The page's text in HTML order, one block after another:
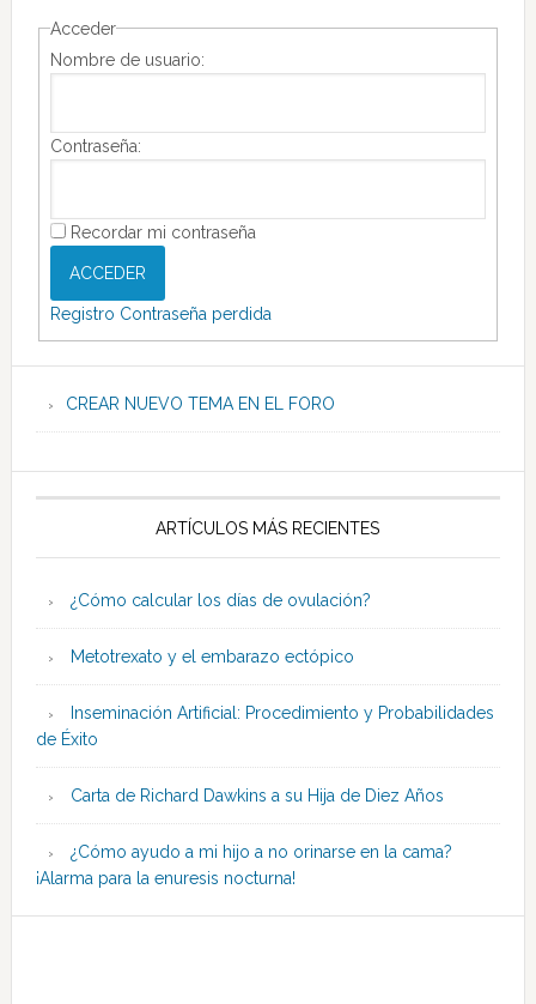
Acceder
Nombre de usuario:
Contraseña:
Recordar mi contraseña
ACCEDER
Registro Contraseña perdida
CREAR NUEVO TEMA EN EL FORO
ARTÍCULOS MÁS RECIENTES
¿Cómo calcular los días de ovulación?
Metotrexato y el embarazo ectópico
Inseminación Artificial: Procedimiento y Probabilidades
de Éxito
Carta de Richard Dawkins a su Hija de Diez Años
¿Cómo ayudo a mi hijo a no orinarse en la cama?
¡Alarma para la enuresis nocturna!